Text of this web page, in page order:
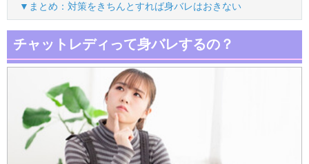
▼まとめ：対策をきちんとすれば身バレはおきない
チャットレディって身バレするの？